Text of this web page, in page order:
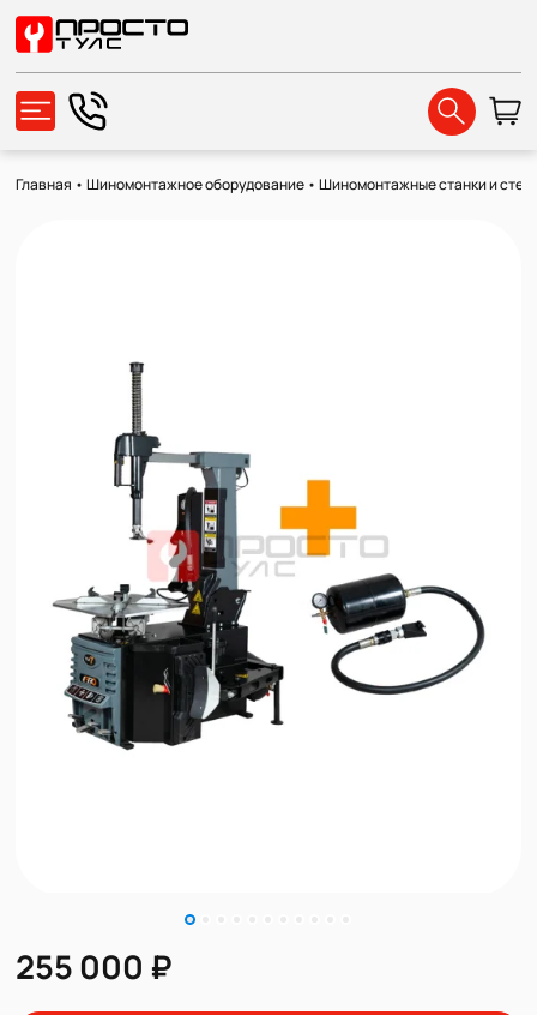
Главная •Шиномонтажное оборудование •Шиномонтажные станки и
255 000 ₽